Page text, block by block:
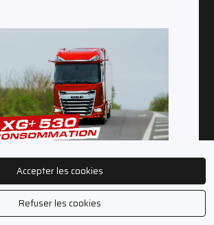
DAF XG+
Accepter les cookies
Refuser les cookies